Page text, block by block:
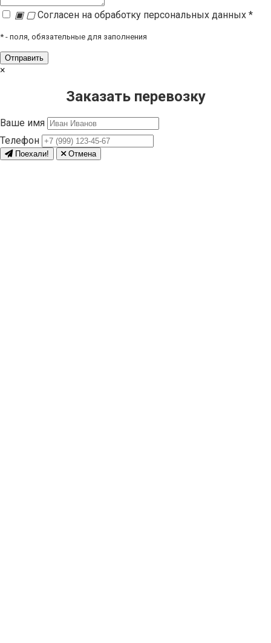
▣ ▢Согласен на обработку персональных данных *
* - поля, обязательные для заполнения
×
Заказать перевозку
Ваше имя
Телефон
Поехали! Отмена